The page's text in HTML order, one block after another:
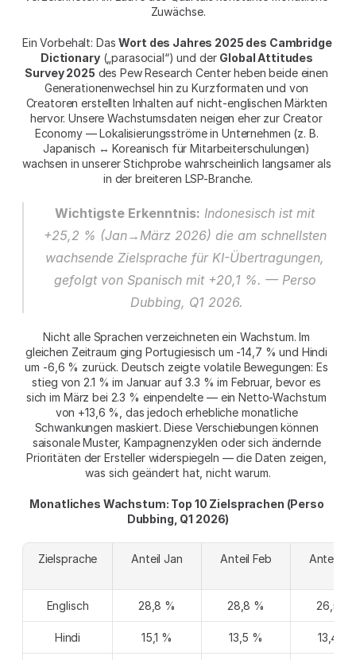
Zuwächse.
Ein Vorbehalt: Das Wort des Jahres 2025 des Cambridge
Dictionary („parasocial“) und der Global Attitudes
Survey 2025 des Pew Research Center heben beide einen
Generationenwechsel hin zu Kurzformaten und von
Creatoren erstellten Inhalten auf nicht-englischen Märkten
hervor. Unsere Wachstumsdaten neigen eher zur Creator
Economy — Lokalisierungsströme in Unternehmen (z. B.
Japanisch ↔ Koreanisch für Mitarbeiterschulungen)
wachsen in unserer Stichprobe wahrscheinlich langsamer als
in der breiteren LSP-Branche.
Wichtigste Erkenntnis: Indonesisch ist mit
+25,2 % (Jan→März 2026) die am schnellsten
wachsende Zielsprache für KI-Übertragungen,
gefolgt von Spanisch mit +20,1 %. — Perso
Dubbing, Q1 2026.
Nicht alle Sprachen verzeichneten ein Wachstum. Im
gleichen Zeitraum ging Portugiesisch um -14,7 % und Hindi
um -6,6 % zurück. Deutsch zeigte volatile Bewegungen: Es
stieg von 2.1 % im Januar auf 3.3 % im Februar, bevor es
sich im März bei 2.3 % einpendelte — ein Netto-Wachstum
von +13,6 %, das jedoch erhebliche monatliche
Schwankungen maskiert. Diese Verschiebungen können
saisonale Muster, Kampagnenzyklen oder sich ändernde
Prioritäten der Ersteller widerspiegeln — die Daten zeigen,
was sich geändert hat, nicht warum.
Monatliches Wachstum: Top 10 Zielsprachen (Perso
Dubbing, Q1 2026)
Zielsprache Anteil Jan Anteil Feb Anteil
Englisch 28,8 % 28,8 % 26,5 %
Hindi 15,1 % 13,5 % 13,4 %